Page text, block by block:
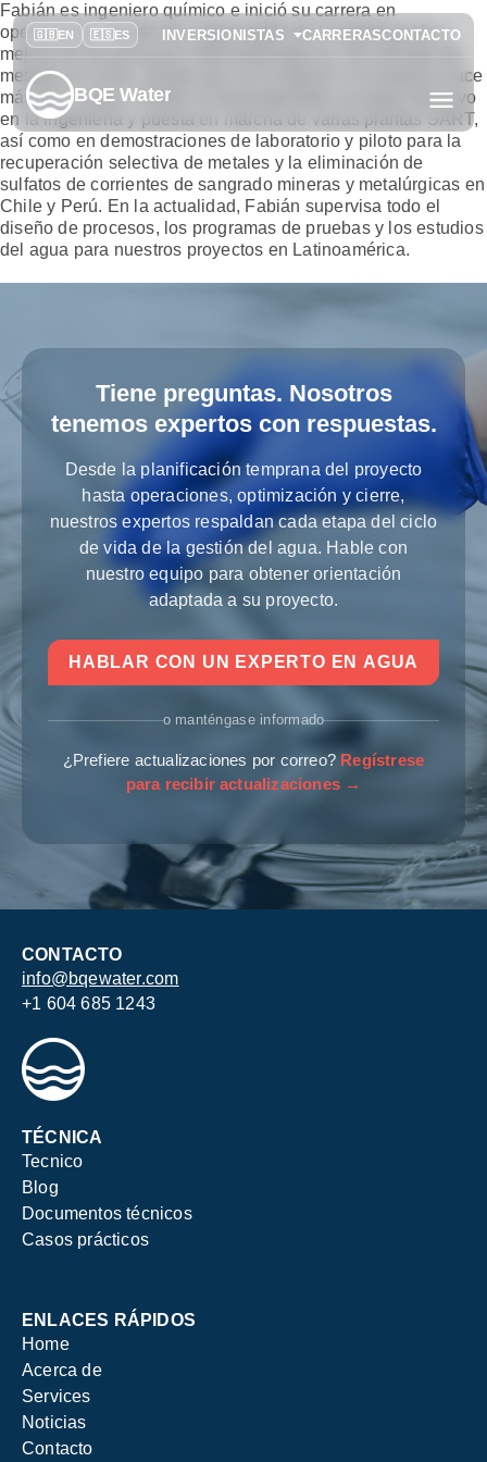
INVERSIONISTAS CARRERASCONTACTO
BQE Water
Fabián es ingeniero químico e inició su carrera en
operaciones, donde fue responsable de la optimización y
mejora de los procesos hidrometalúrgicos y de refinado de
metales en Chile. Desde que se incorporó a la empresa hace
más de 11 años, Fabián ha desempeñado un papel decisivo
en la ingeniería y puesta en marcha de varias plantas SART,
así como en demostraciones de laboratorio y piloto para la
recuperación selectiva de metales y la eliminación de
sulfatos de corrientes de sangrado mineras y metalúrgicas en
Chile y Perú. En la actualidad, Fabián supervisa todo el
diseño de procesos, los programas de pruebas y los estudios
del agua para nuestros proyectos en Latinoamérica.
Tiene preguntas. Nosotros
tenemos expertos con respuestas.
Desde la planificación temprana del proyecto
hasta operaciones, optimización y cierre,
nuestros expertos respaldan cada etapa del ciclo
de vida de la gestión del agua. Hable con
nuestro equipo para obtener orientación
adaptada a su proyecto.
HABLAR CON UN EXPERTO EN AGUA
o manténgase informado
¿Prefiere actualizaciones por correo? Regístrese
para recibir actualizaciones →
CONTACTO
info@bqewater.com
+1 604 685 1243
TÉCNICA
Tecnico
Blog
Documentos técnicos
Casos prácticos
ENLACES RÁPIDOS
Home
Acerca de
Services
Noticias
Contacto